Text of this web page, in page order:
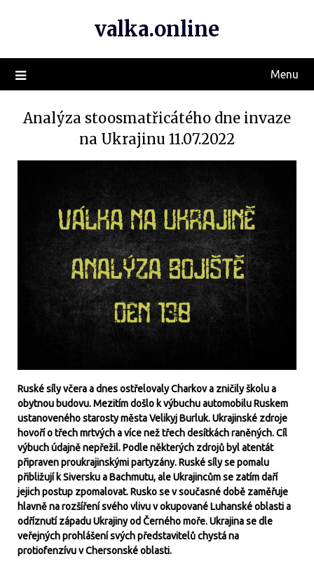
valka.online
Menu
Analýza stoosmatřicátého dne invaze
na Ukrajinu 11.07.2022
Ruské síly včera a dnes ostřelovaly Charkov a zničily školu a
obytnou budovu. Mezitím došlo k výbuchu automobilu Ruskem
ustanoveného starosty města Velikyj Burluk. Ukrajinské zdroje
hovoří o třech mrtvých a více než třech desítkách raněných. Cíl
výbuch údajně nepřežil. Podle některých zdrojů byl atentát
připraven proukrajinskými partyzány. Ruské síly se pomalu
přibližují k Siversku a Bachmutu, ale Ukrajincům se zatím daří
jejich postup zpomalovat. Rusko se v současné době zaměřuje
hlavně na rozšíření svého vlivu v okupované Luhanské oblasti a
odříznutí západu Ukrajiny od Černého moře. Ukrajina se dle
veřejných prohlášení svých představitelů chystá na
protiofenzívu v Chersonské oblasti.